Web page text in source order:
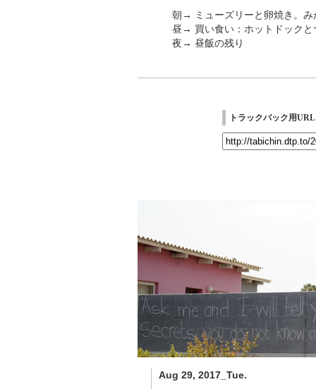
朝→ ミューズリーと卵焼き。み
昼→ 買い食い：ホットドックと
夜→ 昼飯の残り
トラックバック用URL
Aug 29, 2017_Tue.